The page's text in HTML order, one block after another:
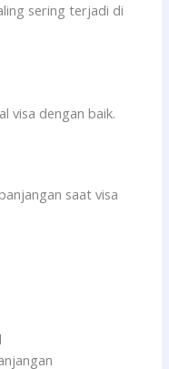
sering terjadi di
visa dengan baik.
saat visa